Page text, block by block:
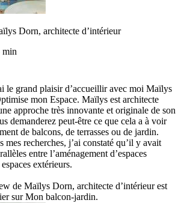
Dorn, architecte d’intérieur
min
le grand plaisir d’accueillir avec moi Maïlys
mon Espace. Maïlys est architecte
approche très innovante et originale de son
demanderez peut-être ce que cela a à voir
de balcons, de terrasses ou de jardin.
mes recherches, j’ai constaté qu’il y avait
entre l’aménagement d’espaces
extérieurs.
de Maïlys Dorn, architecte d’intérieur est
sur Mon balcon-jardin.